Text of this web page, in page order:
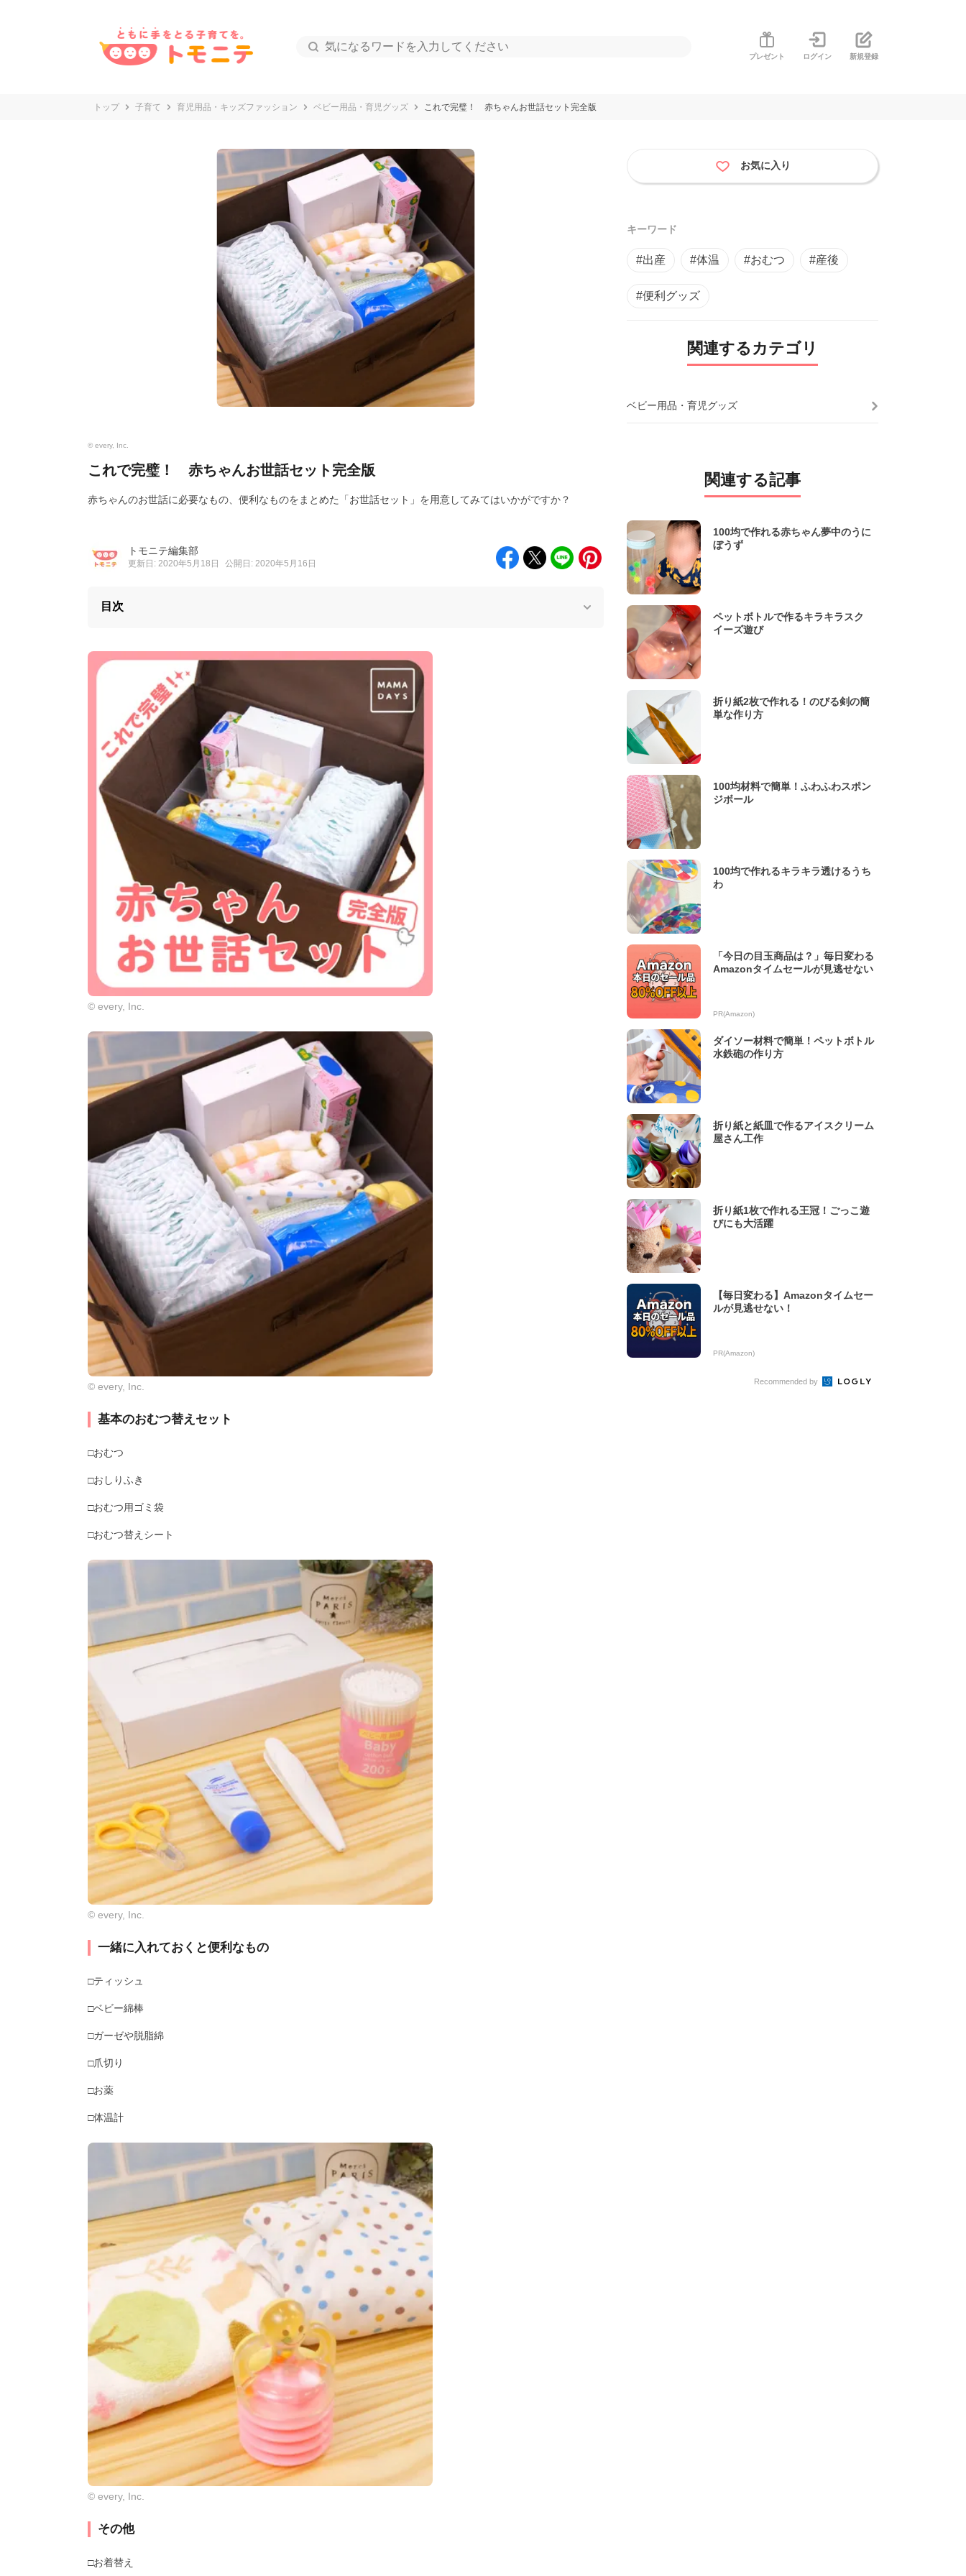
プレゼント ログイン 新規登録
トップ 子育て 育児用品・キッズファッション ベビー用品・育児グッズ これで完璧！ 赤ちゃんお世話セット完全版
© every, Inc.
これで完璧！ 赤ちゃんお世話セット完全版
赤ちゃんのお世話に必要なもの、便利なものをまとめた「お世話セット」を用意してみてはいかがですか？
トモニテ編集部
更新日: 2020年5月18日 公開日: 2020年5月16日
目次
© every, Inc.
© every, Inc.
基本のおむつ替えセット
□おむつ
□おしりふき
□おむつ用ゴミ袋
□おむつ替えシート
© every, Inc.
一緒に入れておくと便利なもの
□ティッシュ
□ベビー綿棒
□ガーゼや脱脂綿
□爪切り
□お薬
□体温計
© every, Inc.
その他
□お着替え
お気に入り
キーワード
#出産 #体温 #おむつ #産後
#便利グッズ
関連するカテゴリ
ベビー用品・育児グッズ
関連する記事
100均で作れる赤ちゃん夢中のうに
ぼうず
ペットボトルで作るキラキラスク
イーズ遊び
折り紙2枚で作れる！のびる剣の簡
単な作り方
100均材料で簡単！ふわふわスポン
ジボール
100均で作れるキラキラ透けるうち
わ
「今日の目玉商品は？」毎日変わる
Amazonタイムセールが見逃せない
PR(Amazon)
ダイソー材料で簡単！ペットボトル
水鉄砲の作り方
折り紙と紙皿で作るアイスクリーム
屋さん工作
折り紙1枚で作れる王冠！ごっこ遊
びにも大活躍
【毎日変わる】Amazonタイムセー
ルが見逃せない！
PR(Amazon)
Recommended by